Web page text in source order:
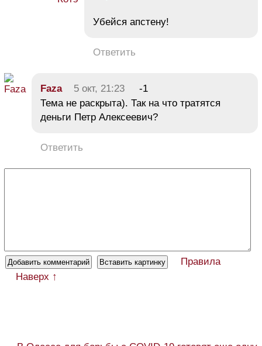
Убейся апстену!
Ответить
Faza 5 окт, 21:23
-1
Тема не раскрыта). Так на что тратятся
деньги Петр Алексеевич?
Ответить
Правила
Наверх ↑